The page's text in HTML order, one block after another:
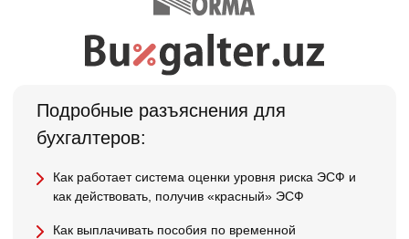
Подробные разъяснения для
бухгалтеров:
Как работает система оценки уровня риска ЭСФ и
как действовать, получив «красный» ЭСФ
Как выплачивать пособия по временной